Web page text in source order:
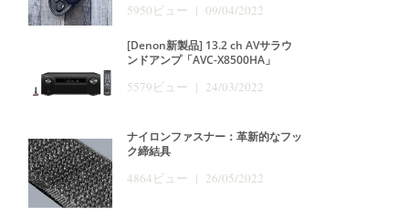
5950ビュー | 09/04/2022
[Denon新製品] 13.2 ch AVサラウ
ンドアンプ「AVC-X8500HA」
5579ビュー | 24/03/2022
ナイロンファスナー：革新的なフッ
ク締結具
4864ビュー | 26/05/2022